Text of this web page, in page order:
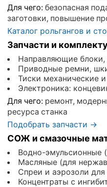
Для чего: безопасная
заготовки, повышение
Каталог рольгангов и
Запчасти и
Направляющие блоки,
Приводные ремни,
Тиски механические
Электроника:
Для чего: ремонт,
ресурса станка
Подобрать запчасти →
СОЖ и смазочные
Водно-эмульсионные
Масляные (для
Спреи и аэрозоли
Концентраты с